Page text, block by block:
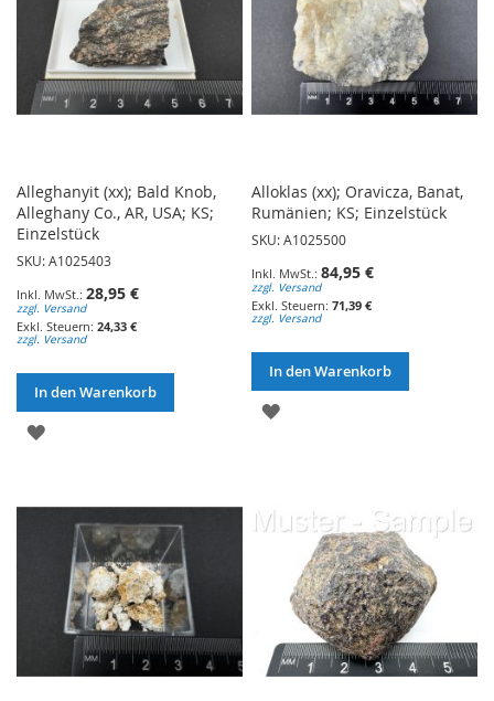
Alleghanyit (xx); Bald Knob,
Alleghany Co., AR, USA; KS;
Einzelstück
SKU: A1025403
28,95 €
zzgl. Versand
24,33 €
zzgl. Versand
In den Warenkorb
ZUR
HINZUFÜGEN
Alloklas (xx); Oravicza, Banat,
Rumänien; KS; Einzelstück
SKU: A1025500
84,95 €
zzgl. Versand
71,39 €
zzgl. Versand
In den Warenkorb
ZUR